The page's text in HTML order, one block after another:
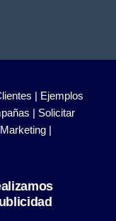
| Ejemplos
| Solicitar
|